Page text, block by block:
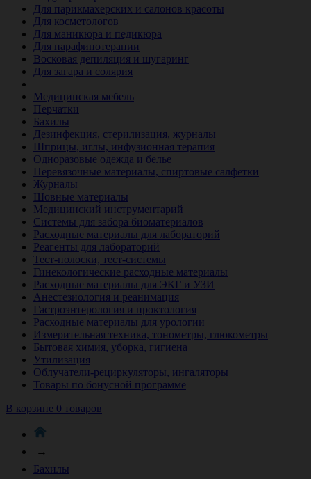
Для парикмахерских и салонов красоты
Для косметологов
Для маникюра и педикюра
Для парафинотерапии
Восковая депиляция и шугаринг
Для загара и солярия
Медицинская мебель
Перчатки
Бахилы
Дезинфекция, стерилизация, журналы
Шприцы, иглы, инфузионная терапия
Одноразовые одежда и белье
Перевязочные материалы, спиртовые салфетки
Журналы
Шовные материалы
Медицинский инструментарий
Системы для забора биоматериалов
Расходные материалы для лабораторий
Реагенты для лабораторий
Тест-полоски, тест-системы
Гинекологические расходные материалы
Расходные материалы для ЭКГ и УЗИ
Анестезиология и реанимация
Гастроэнтерология и проктология
Расходные материалы для урологии
Измерительная техника, тонометры, глюкометры
Бытовая химия, уборка, гигиена
Утилизация
Облучатели-рециркуляторы, ингаляторы
Товары по бонусной программе
В корзине 0 товаров
→
Бахилы